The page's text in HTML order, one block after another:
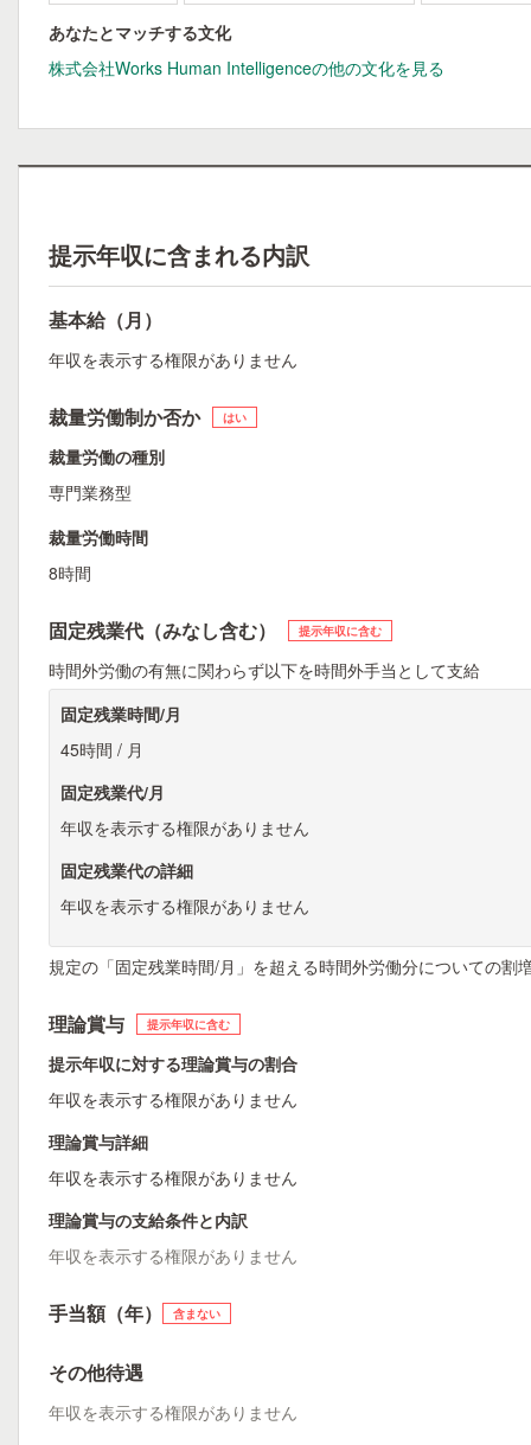
あなたとマッチする文化
株式会社Works Human Intelligenceの他の文化を見る
提示年収に含まれる内訳
基本給（月）
年収を表示する権限がありません
裁量労働制か否か はい
裁量労働の種別
専門業務型
裁量労働時間
8時間
固定残業代（みなし含む） 提示年収に含む
時間外労働の有無に関わらず以下を時間外手当として支給
固定残業時間/月
45時間 / 月
固定残業代/月
年収を表示する権限がありません
固定残業代の詳細
年収を表示する権限がありません
規定の「固定残業時間/月」を超える時間外労働分についての割
理論賞与 提示年収に含む
提示年収に対する理論賞与の割合
年収を表示する権限がありません
理論賞与詳細
年収を表示する権限がありません
理論賞与の支給条件と内訳
年収を表示する権限がありません
手当額（年） 含まない
その他待遇
年収を表示する権限がありません